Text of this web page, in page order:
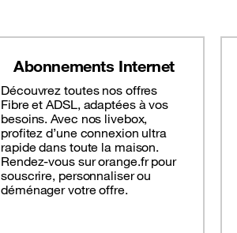
Abonnements Internet
Découvrez toutes nos offres
Fibre et ADSL, adaptées à vos
besoins. Avec nos livebox,
profitez d’une connexion ultra
rapide dans toute la maison.
Rendez-vous sur orange.fr pour
souscrire, personnaliser ou
déménager votre offre.